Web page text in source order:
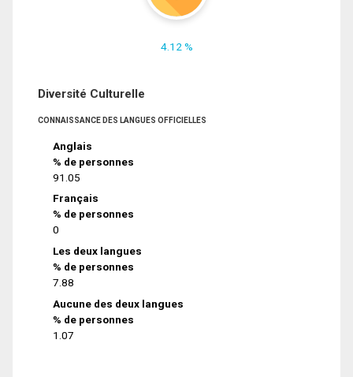
4.12 %
Diversité Culturelle
CONNAISSANCE DES LANGUES OFFICIELLES
Anglais
% de personnes
91.05
Français
% de personnes
0
Les deux langues
% de personnes
7.88
Aucune des deux langues
% de personnes
1.07